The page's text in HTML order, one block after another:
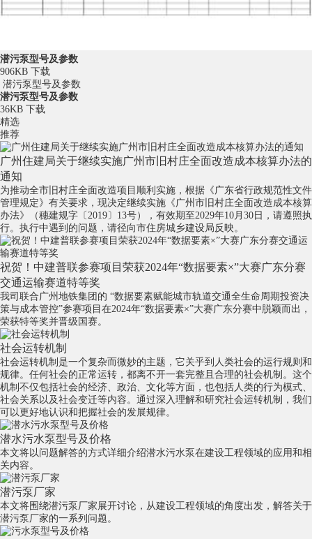
潜污泵型号及参数
906KB 下载
潜污泵型号及参数
潜污泵型号及参数
36KB 下载
精选
推荐
广州住建局关于继续实施广州市旧村庄全面改造成本核算办法的
通知
为推动全市旧村庄全面改造项目顺利实施，根据《广东省行政规范性文件
管理规定》有关要求，现决定继续实施《广州市旧村庄全面改造成本核算
办法》（穗建规字〔2019〕13号），有效期至2029年10月30日，请遵照执
行。执行中遇到的问题，请径向市住房城乡建设局反映。
祝贺！中建普联参赛项目荣获2024年“数据要素×”大赛广东分赛
交通运输赛道特等奖
我司联合广州地铁集团的 “数据要素赋能城市轨道交通全生命周期投资决
策与成本管控”参赛项目在2024年“数据要素×”大赛广东分赛中脱颖而出，
荣获特等奖并晋级国赛。
社会运转机制
社会运转机制是一个复杂而微妙的主题，它关乎到人类社会的运行规则和
规律。任何社会的正常运转，都离不开一套完整且合理的社会机制。这个
机制不仅包括社会的经济、政治、文化等方面，也包括人类的行为模式、
社会关系以及社会变迁等内容。通过深入理解和研究社会运转机制，我们
可以更好地认识和把握社会的发展规律。
潜水污水泵型号及价格
本文将以问题解答的方式详细介绍潜水污水泵在建设工程领域的应用和相
关内容。
潜污泵厂家
本文将围绕潜污泵厂家展开讨论，从建设工程领域的角度出发，解答关于
潜污泵厂家的一系列问题。